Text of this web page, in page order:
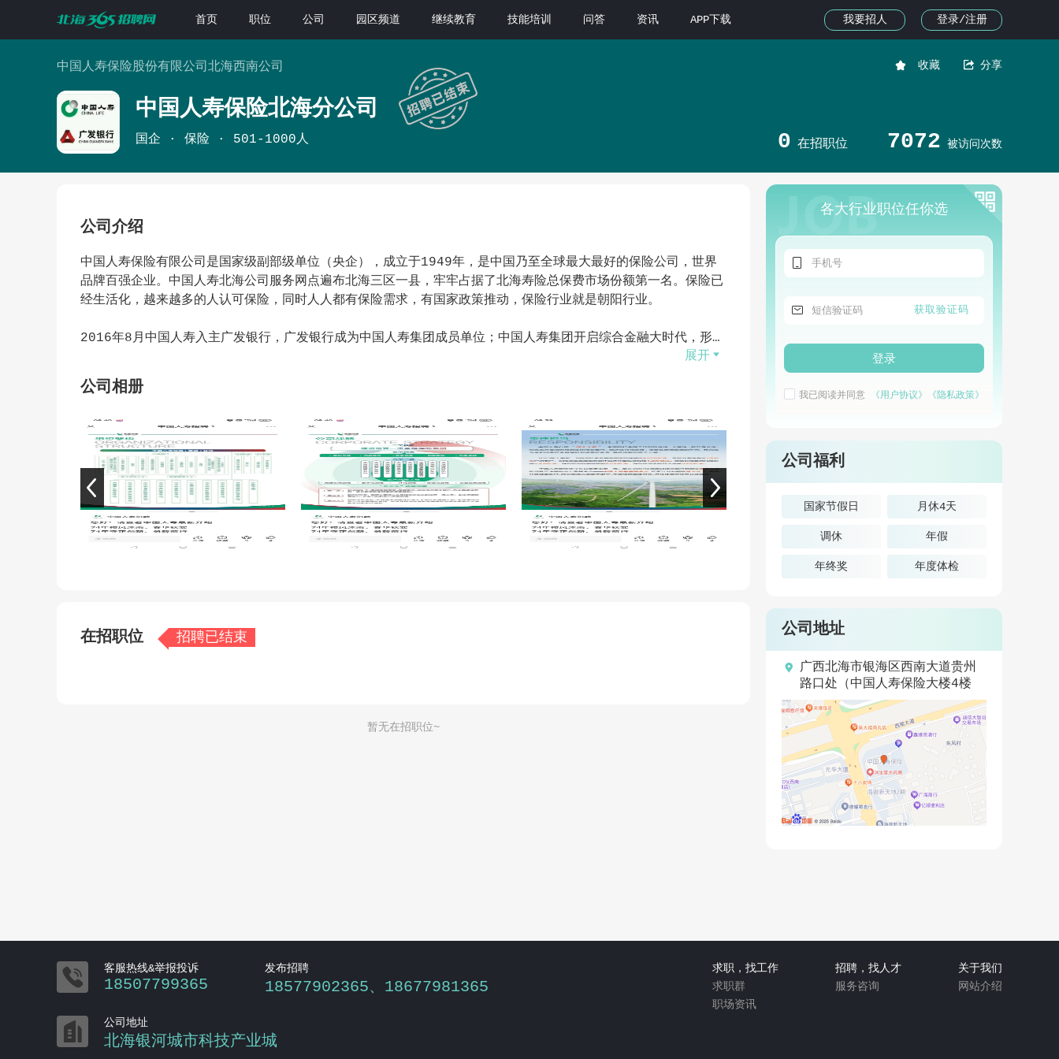
首页 职位 公司 园区频道 继续教育 技能培训 问答 资讯 APP下载 我要招人 登录/注册
中国人寿保险股份有限公司北海西南公司  收藏  分享
中国人寿保险北海分公司
国企 保险 501-1000人 0 在招职位 7072 被访问次数
公司介绍
中国人寿保险有限公司是国家级副部级单位（央企），成立于1949年，是中国乃至全球最大最好的保险公司，世界
品牌百强企业。中国人寿北海公司服务网点遍布北海三区一县，牢牢占据了北海寿险总保费市场份额第一名。保险已
经生活化，越来越多的人认可保险，同时人人都有保险需求，有国家政策推动，保险行业就是朝阳行业。
2016年8月中国人寿入主广发银行，广发银行成为中国人寿集团成员单位；中国人寿集团开启综合金融大时代，形成
较强的“银行+保险+投资”综合金融服务能力，推出了服务广大客户的综合金融产品（保险+银行等多元化服务金融体
系），担当社会金融稳定剂，民生保障的护卫长。
中国保险业发展空间广阔，欢迎有志之才加入我们，提高生活品质，改变命运。
展开 
公司相册
在招职位 招聘已结束
暂无在招职位~
各大行业职位任你选

 获取验证码
登录
我已阅读并同意 《用户协议》 《隐私政策》
公司福利
国家节假日 月休4天
调休 年假
年终奖 年度体检
公司地址
 广西北海市银海区西南大道贵州
路口处（中国人寿保险大楼4楼
 客服热线&举报投诉
18507799365
发布招聘
18577902365、18677981365
 公司地址
北海银河城市科技产业城
求职，找工作
求职群
职场资讯
招聘，找人才
服务咨询
关于我们
网站介绍